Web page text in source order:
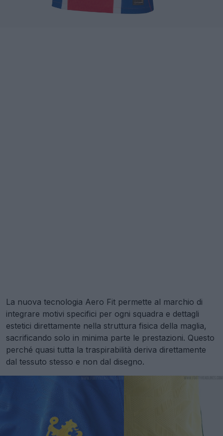
La nuova tecnologia Aero Fit permette al marchio di
integrare motivi specifici per ogni squadra e dettagli
estetici direttamente nella struttura fisica della maglia,
sacrificando solo in minima parte le prestazioni. Questo
perché quasi tutta la traspirabilità deriva direttamente
dal tessuto stesso e non dal disegno.